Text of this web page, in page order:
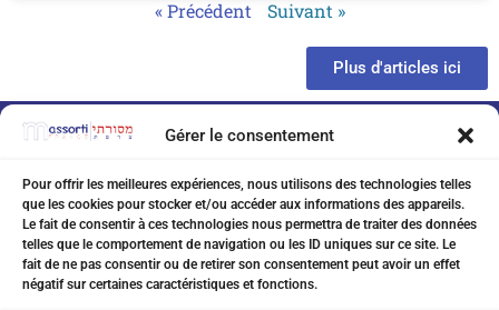
Gérer le consentement
Pour offrir les meilleures expériences, nous utilisons des technologies telles
que les cookies pour stocker et/ou accéder aux informations des appareils.
Le fait de consentir à ces technologies nous permettra de traiter des données
telles que le comportement de navigation ou les ID uniques sur ce site. Le
fait de ne pas consentir ou de retirer son consentement peut avoir un effet
négatif sur certaines caractéristiques et fonctions.
« Précédent Suivant »
Plus d'articles ici
07 75 76 20 97